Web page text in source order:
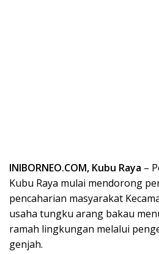
INIBORNEO.COM, Kubu Raya –
Kubu Raya mulai mendorong
pencaharian masyarakat
usaha tungku arang bakau
ramah lingkungan melalui
genjah.